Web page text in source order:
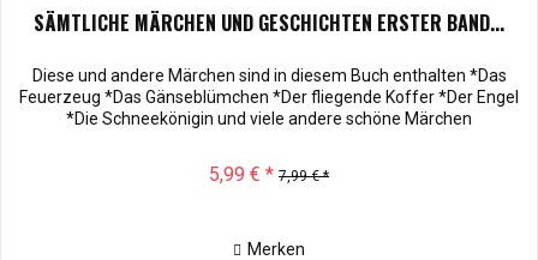
SÄMTLICHE MÄRCHEN UND GESCHICHTEN ERSTER BAND...
Diese und andere Märchen sind in diesem Buch enthalten *Das
Feuerzeug *Das Gänseblümchen *Der fliegende Koffer *Der Engel
*Die Schneekönigin und viele andere schöne Märchen
5,99 € * 7,99 € *
Merken